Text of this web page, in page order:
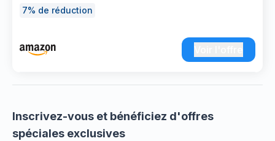
7% de réduction
Inscrivez-vous et bénéficiez d'offres
spéciales exclusives